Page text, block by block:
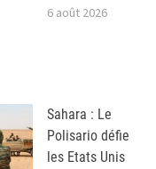
6 août 2026
Sahara : Le
Polisario défie
les Etats Unis